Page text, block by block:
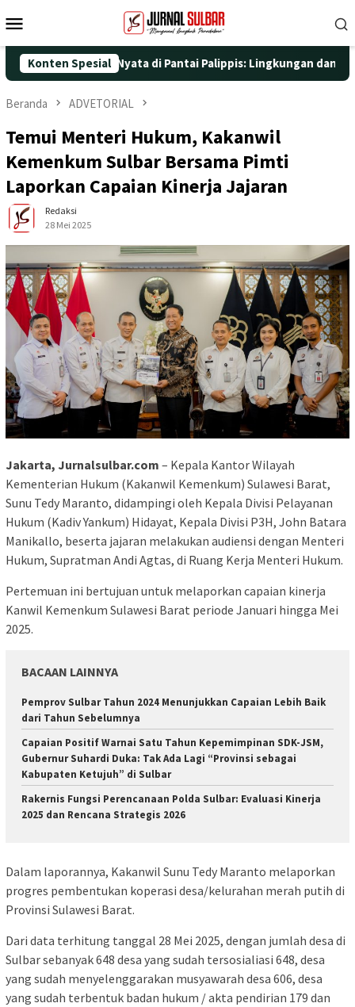
ke
Mobile
Konten Spesial
Aksi Nyata di Pantai Palippis: Lingkungan dan
Beranda ADVETORIAL
Temui Menteri Hukum, Kakanwil
Kemenkum Sulbar Bersama Pimti
Laporkan Capaian Kinerja Jajaran
Redaksi
28 Mei 2025
Jakarta, Jurnalsulbar.com – Kepala Kantor Wilayah
Kementerian Hukum (Kakanwil Kemenkum) Sulawesi Barat,
Sunu Tedy Maranto, didampingi oleh Kepala Divisi Pelayanan
Hukum (Kadiv Yankum) Hidayat, Kepala Divisi P3H, John Batara
Manikallo, beserta jajaran melakukan audiensi dengan Menteri
Hukum, Supratman Andi Agtas, di Ruang Kerja Menteri Hukum.
Pertemuan ini bertujuan untuk melaporkan capaian kinerja
Kanwil Kemenkum Sulawesi Barat periode Januari hingga Mei
2025.
BACAAN LAINNYA
Pemprov Sulbar Tahun 2024 Menunjukkan Capaian Lebih Baik
dari Tahun Sebelumnya
Capaian Positif Warnai Satu Tahun Kepemimpinan SDK-JSM,
Gubernur Suhardi Duka: Tak Ada Lagi “Provinsi sebagai
Kabupaten Ketujuh” di Sulbar
Rakernis Fungsi Perencanaan Polda Sulbar: Evaluasi Kinerja
2025 dan Rencana Strategis 2026
Dalam laporannya, Kakanwil Sunu Tedy Maranto melaporkan
progres pembentukan koperasi desa/kelurahan merah putih di
Provinsi Sulawesi Barat.
Dari data terhitung tanggal 28 Mei 2025, dengan jumlah desa di
Sulbar sebanyak 648 desa yang sudah tersosialiasi 648, desa
yang sudah menyelenggarakan musyawarah desa 606, desa
yang sudah terbentuk badan hukum / akta pendirian 179 dan